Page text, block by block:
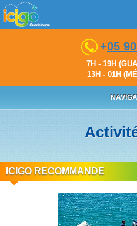
+05
7H - 19H
13H - 01H
ICIGO RECOMMANDE